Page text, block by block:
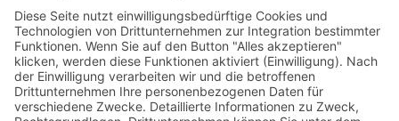
Newsletter
Verpassen Sie keine Neuigkeiten,
Angebote und Gutscheine!
Jetzt anmelden und10 EUR Gutscheinsichern!